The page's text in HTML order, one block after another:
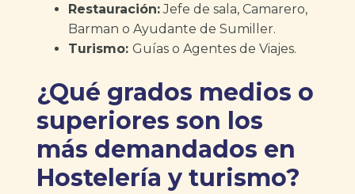
Restauración:Jefe de sala, Camarero,
Barman o Ayudante de Sumiller.
Turismo: Guías o Agentes de Viajes.
¿Qué grados medios o
superiores son los
más demandados en
Hostelería y turismo?